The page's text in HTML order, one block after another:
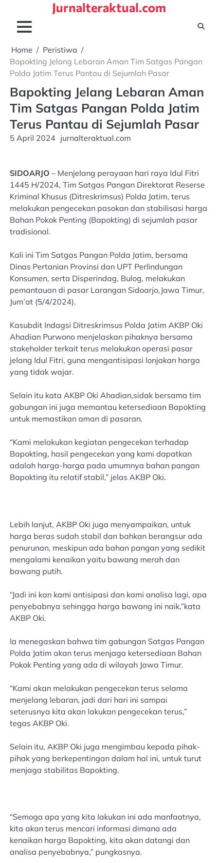
content
Jurnalteraktual.com
Home
Peristiwa
Bapokting Jelang Lebaran Aman Tim Satgas Pangan
Polda Jatim Terus Pantau di Sejumlah Pasar
Bapokting Jelang Lebaran Aman
Tim Satgas Pangan Polda Jatim
Terus Pantau di Sejumlah Pasar
5 April 2024 jurnalteraktual.com
SIDOARJO – Menjelang perayaan hari raya Idul Fitri
1445 H/2024, Tim Satgas Pangan Direktorat Reserse
Kriminal Khusus (Ditreskrimsus) Polda Jatim, terus
melakukan pengecekan pasokan dan stabilisasi harga
Bahan Pokok Penting (Bapokting) di sejumlah pasar
tradisional.
Kali ini Tim Satgas Pangan Polda Jatim, bersama
Dinas Pertanian Provinsi dan UPT Perlindungan
Konsumen, serta Disperindag, Bulog, melakukan
pemantauan di pasar Larangan Sidoarjo,Jawa Timur,
Jum’at (5/4/2024).
Kasubdit Indagsi Ditreskrimsus Polda Jatim AKBP Oki
Ahadian Purwono menjelaskan pihaknya bersama
stakeholder terkait terus melakukan operasi pasar
jelang Idul Fitri, guna mengantisipasi lonjakan harga
yang tidak wajar.
Selain itu kata AKBP Oki Ahadian,sidak bersama tim
gabungan ini juga memantau ketersediaan Bapokting
untuk memastikan aman di pasaran.
“Kami melakukan kegiatan pengecekan terhadap
Bapokting, hasil pengecekan yang kami dapatkan
adalah harga-harga pada umumnya bahan pangan
Bapokting itu relatif stabil,” jelas AKBP Oki.
Lebih lanjut, AKBP Oki juga menyampaikan, untuk
harga beras sudah stabil dan bahkan berangsur ada
penurunan, meskipun ada bahan pangan yang sedikit
mengalami kenaikan yaitu bawang merah dan
bawang putih.
“Jadi ini kan kami antisipasi dan kami analisa lagi, apa
penyebabnya sehingga harga bawang ini naik,”kata
AKBP Oki.
Ia menegaskan bahwa tim gabungan Satgas Pangan
Polda Jatim akan terus menjaga ketersediaan Bahan
Pokok Penting yang ada di wilayah Jawa Timur.
“Kami akan melakukan pengecekan terus selama
menjelang lebaran, jadi dari hari ini sampai
seterusnya kita akan lakukan pengecekan terus,”
tegas AKBP Oki.
Selain itu, AKBP Oki juga mengimbau kepada pihak-
pihak yang berkepentingan dalam hal ini, untuk turut
menjaga stabilitas Bapokting.
“Semoga apa yang kita lakukan ini ada manfaatnya,
kita akan terus mencari informasi dimana ada
kenaikan harga Bapokting, kita akan datangi dan
analisa penyebabnya,” pungkasnya.